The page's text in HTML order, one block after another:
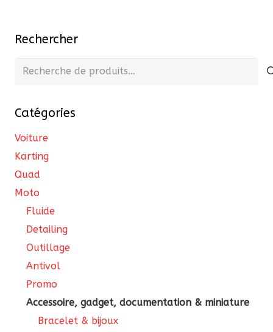
Rechercher
Recherche
Catégories
Voiture
Karting
Quad
Moto
Fluide
Detailing
Outillage
Antivol
Promo
Accessoire, gadget, documentation & miniature
Bracelet & bijoux